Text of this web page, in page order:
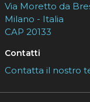
Via Moretto da
Milano - Italia
CAP 20133
Contatti
Contatta il nostro